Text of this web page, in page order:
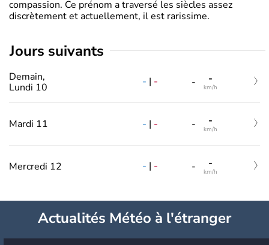
compassion. Ce prénom a traversé les siècles assez
discrètement et actuellement, il est rarissime.
jours suivants
Demain,
Lundi 10
- | - - -
km/h
Mardi 11 - | - - -
km/h
Mercredi 12 - | - - -
km/h
Actualités Météo à l'étranger